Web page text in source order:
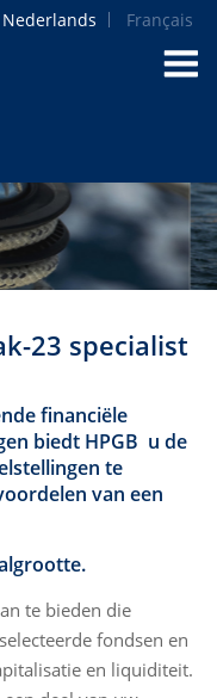
Nederlands Français
23 specialist
financiële
biedt HPGB u de
te
van een
te bieden die
fondsen en
en liquiditeit.